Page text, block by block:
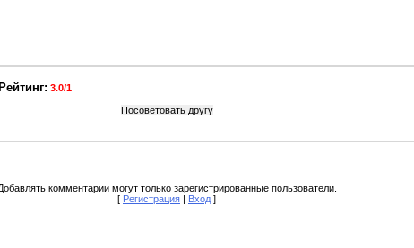
Рейтинг: 3.0/1
комментарии могут только зарегистрированные пользователи.
[ Регистрация | Вход ]